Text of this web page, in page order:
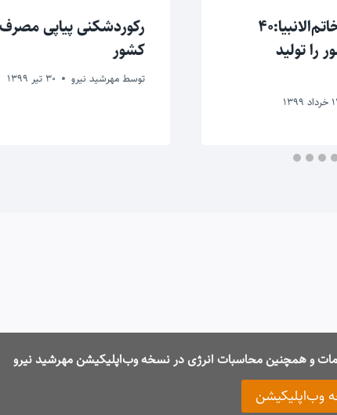
فرمانده قرارگاه خاتم‌الانبیا:۴۰
را تولید
رکوردشکنی پیاپی
کشور
توسط مهرشید نیرو 30 تیر 1399
و همچنین محاسبات انرژی در نسخه وب‌اپلیکیشن مهرشید نیرو
وب‌اپلیکیشن